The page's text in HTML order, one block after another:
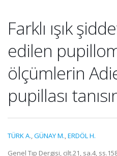
Farklı ışık
edilen
ölçümlerin
pupillası
TÜRK A.,GÜNAY M.,ERDÖL H.
Genel Tıp Dergisi, cilt.21, sa.4,